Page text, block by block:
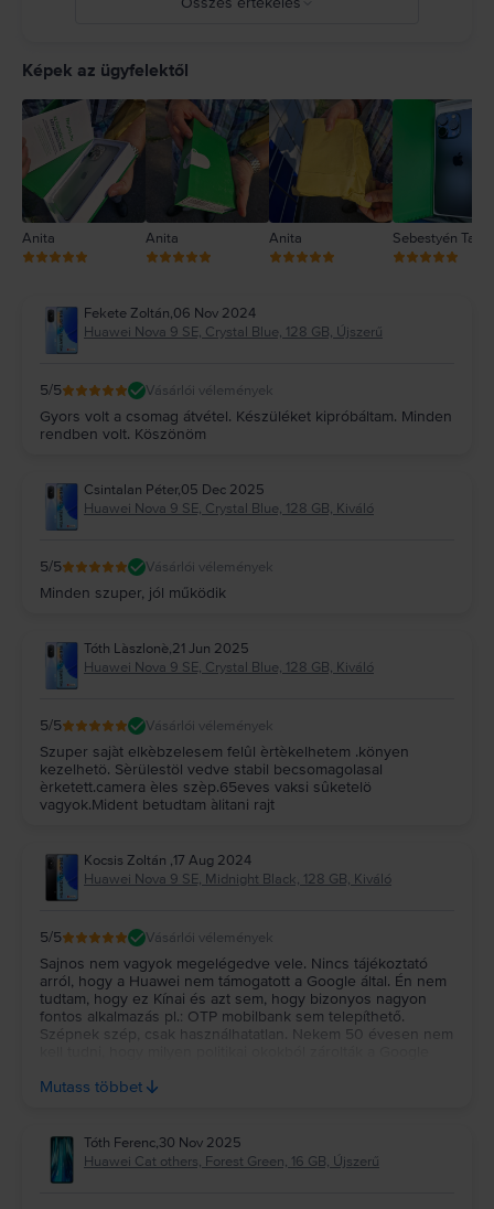
2
1
Képek az ügyfelektől
Anita Anita Anita Sebestyén
Fekete Zoltán,06 Nov 2024
Huawei Nova 9 SE, Crystal Blue, 128 GB, Újszerű
5/5 Vásárlói vélemények
Gyors volt a csomag átvétel. Készüléket kipróbáltam. Minden
rendben volt. Köszönöm
Csintalan Péter,05 Dec 2025
Huawei Nova 9 SE, Crystal Blue, 128 GB, Kiváló
5/5 Vásárlói vélemények
Minden szuper, jól működik
Tóth Làszlonè,21 Jun 2025
Huawei Nova 9 SE, Crystal Blue, 128 GB, Kiváló
5/5 Vásárlói vélemények
Szuper sajàt elkèbzelesem felûl èrtèkelhetem .könyen
kezelhetö. Sèrülestöl vedve stabil becsomagolasal
èrketett.camera èles szèp.65eves vaksi sûketelö
vagyok.Mident betudtam àlitani rajt
Kocsis Zoltán ,17 Aug 2024
Huawei Nova 9 SE, Midnight Black, 128 GB, Kiváló
5/5 Vásárlói vélemények
Sajnos nem vagyok megelégedve vele. Nincs tájékoztató
arról, hogy a Huawei nem támogatott a Google által. Én nem
tudtam, hogy ez Kínai és azt sem, hogy bizonyos nagyon
fontos alkalmazás pl.: OTP mobilbank sem telepíthető.
Szépnek szép, csak használhatatlan. Nekem 50 évesen nem
információ szükséges lett volna a tájékoztatásban.
Mutass többet
Tóth Ferenc,30 Nov 2025
Huawei Cat others, Forest Green, 16 GB, Újszerű